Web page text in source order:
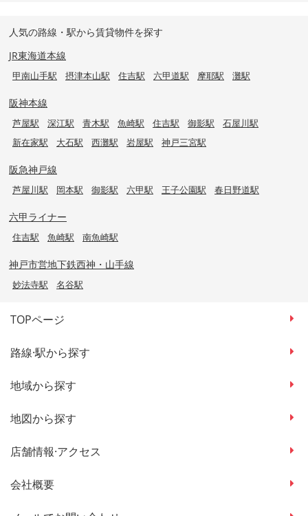
人気の路線・駅から賃貸物件を探す
JR東海道本線
甲南山手駅 摂津本山駅 住吉駅 六甲道駅 摩耶駅 灘駅
阪神本線
芦屋駅 深江駅 青木駅 魚崎駅 住吉駅 御影駅
石屋川駅
新在家駅
大石駅 西灘駅 岩屋駅 神戸三宮駅
阪急神戸線
芦屋川駅 岡本駅 御影駅 六甲駅 王子公園駅 春日野道駅
六甲ライナー
住吉駅 魚崎駅 南魚崎駅
神戸市営地下鉄西神・山手線
妙法寺駅 名谷駅
TOPページ
路線·駅から探す
地域から探す
地図から探す
店舗情報·アクセス
会社概要